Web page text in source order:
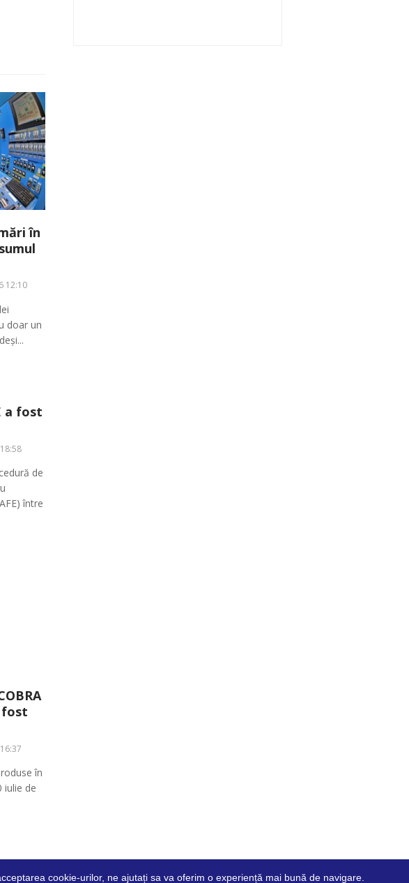
în
12:10
doar un
a fost
de
între
fost
în
iulie de
cookie-urilor, ne ajutați sa va oferim o experiență mai bună de navigare.